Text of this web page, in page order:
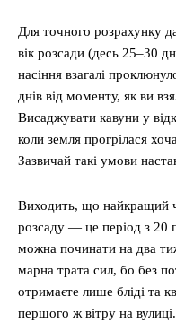
Для точного розрахунку
вік розсади (десь 25–30
насіння взагалі
днів від моменту, як ви
Висаджувати кавуни у
коли земля прогрілася
Зазвичай такі умови
Виходить, що найкращий
розсаду — це період з 20
можна починати на два
марна трата сил, бо без
отримаєте лише бліді та
першого ж вітру на вулиці.